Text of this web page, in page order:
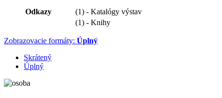
Odkazy
(1) - Katalógy výstav
(1) - Knihy
Zobrazovacie formáty: Úplný
Skrátený
Úplný